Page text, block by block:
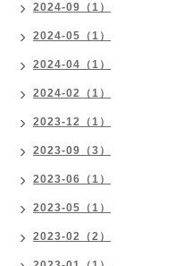
2024-09（1）
2024-05（1）
2024-04（1）
2024-02（1）
2023-12（1）
2023-09（3）
2023-06（1）
2023-05（1）
2023-02（2）